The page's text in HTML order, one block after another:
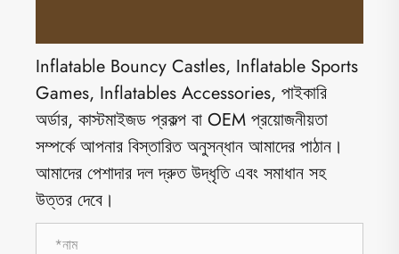
Inflatable Bouncy Castles, Inflatable Sports
Games, Inflatables Accessories, পাইকারি
অর্ডার, কাস্টমাইজড প্রকল্প বা OEM প্রয়োজনীয়তা
সম্পর্কে আপনার বিস্তারিত অনুসন্ধান আমাদের পাঠান।
আমাদের পেশাদার দল দ্রুত উদ্ধৃতি এবং সমাধান সহ
উত্তর দেবে।